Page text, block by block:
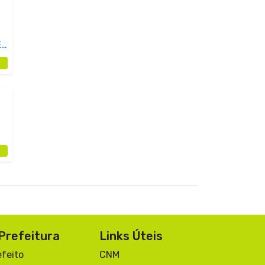
Links Úteis
CNM